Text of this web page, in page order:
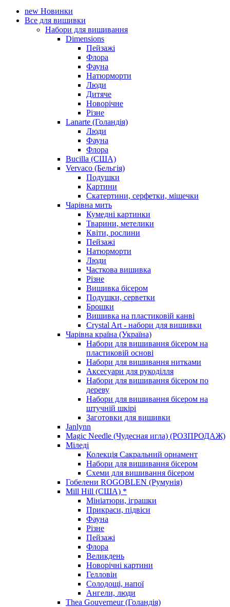
new Новинки
Все для вишивки
Набори для вишивання
Dimensions
Пейзажі
Флора
Фауна
Натюрморти
Люди
Дитяче
Новорічне
Різне
Lanarte (Голандія)
Люди
Фауна
Флора
Bucilla (США)
Vervaco (Бельгія)
Подушки
Картини
Скатертини, серфетки, мішечки
Чарiвна мить
Кумедні картинки
Тварини, метелики
Квіти, рослини
Пейзажі
Натюрморти
Люди
Часткова вишивка
Різне
Вишивка бісером
Подушки, серветки
Брошки
Вишивка на пластиковій канві
Crystal Art - набори для вишивки
Чарівна країна (Україна)
Набори для вишивання бісером на
пластиковій основі
Набори для вишивання нитками
Аксесуари для рукоділля
Набори для вишивання бісером по
дереву
Набори для вишивання бісером на
штучній шкірі
Заготовки для вишивки
Janlynn
Magic Needle (Чудесная игла) (РОЗПРОДАЖ)
Міледі
Колекція Сакральний орнамент
Набори для вишивання бісером
Схеми для вишивання бісером
Гобелени ROGOBLEN (Румунія)
Mill Hill (США) *
Мініатюри, іграшки
Прикраси, підвіси
Фауна
Різне
Пейзажі
Флора
Великдень
Новорічні картини
Гелловін
Солодощі, напої
Ангели, люди
Thea Gouverneur (Голандія)